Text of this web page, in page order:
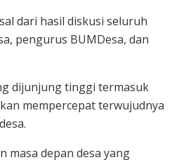
dari hasil diskusi seluruh
pengurus BUMDesa, dan
dijunjung tinggi termasuk
mempercepat terwujudnya
masa depan desa yang